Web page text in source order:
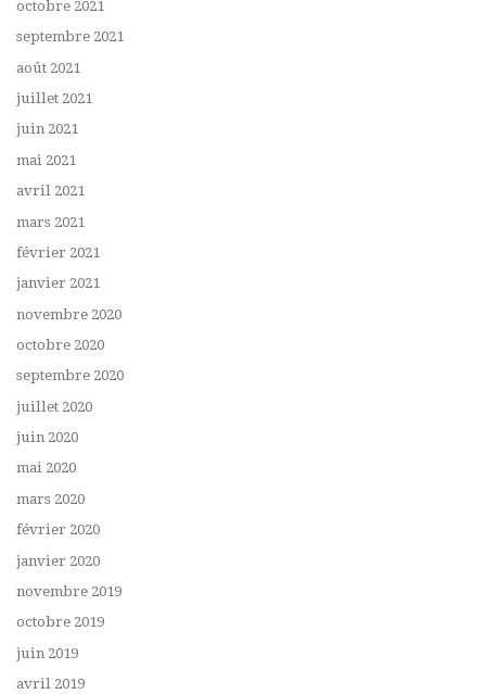
octobre 2021
septembre 2021
août 2021
juillet 2021
juin 2021
mai 2021
avril 2021
mars 2021
février 2021
janvier 2021
novembre 2020
octobre 2020
septembre 2020
juillet 2020
juin 2020
mai 2020
mars 2020
février 2020
janvier 2020
novembre 2019
octobre 2019
juin 2019
avril 2019